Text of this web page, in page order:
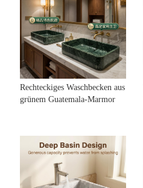
Rechteckiges Waschbecken aus
grünem Guatemala-Marmor